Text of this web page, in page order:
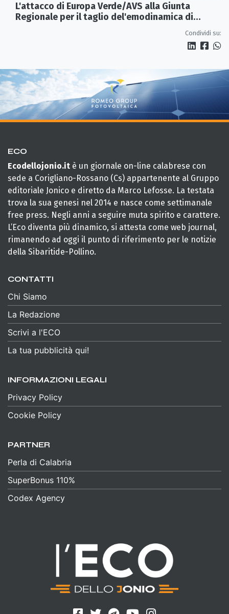
L'attacco di Europa Verde/AVS alla Giunta
Regionale per il taglio del'emodinamica di
Condividi su:
ECO
Ecodellojonio.it è un giornale on-line calabrese con
sede a Corigliano-Rossano (Cs) appartenente al Gruppo
editoriale Jonico e diretto da Marco Lefosse. La testata
trova la sua genesi nel 2014 e nasce come settimanale
free press. Negli anni a seguire muta spirito e carattere.
L’Eco diventa più dinamico, si attesta come web journal,
rimanendo ad oggi il punto di riferimento per le notizie
della Sibaritide-Pollino.
CONTATTI
Chi Siamo
La Redazione
Scrivi a l'ECO
La tua pubblicità qui!
INFORMAZIONI LEGALI
Privacy Policy
Cookie Policy
PARTNER
Perla di Calabria
SuperBonus 110%
Codex Agency